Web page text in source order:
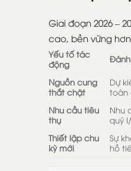
Giai đoạn 2026 –
cao, bền vững
Yếu tố tác
động
Nguồn cung
thắt chặt
Dự
toàn
Nhu cầu tiêu
thụ
Nhu
quý
Thiết lập chu
kỳ mới
Sự
hồ